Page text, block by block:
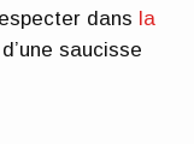
dans la
saucisse